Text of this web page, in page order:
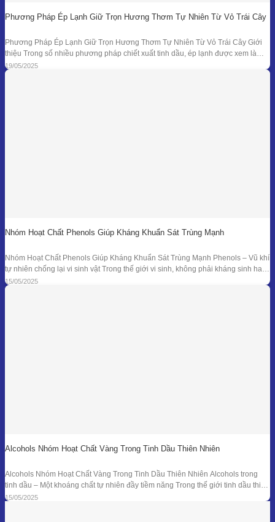
Phương Pháp Ép Lạnh Giữ Trọn Hương Thơm Tự Nhiên Từ Vỏ Trái Cây
Phương Pháp Ép Lạnh Giữ Trọn Hương Thơm Tự Nhiên Từ Vỏ Trái Cây Giới
thiệu Trong số nhiều phương pháp chiết xuất tinh dầu, ép lạnh được xem là
một trong những kỹ thuật đối với nguyên liệu đặc thù – đặc biệt là vỏ các loại
quả có mùi hương tươi mát như
19/05/2025
Nhóm Hoạt Chất Phenols Giúp Kháng Khuẩn Sát Trùng Mạnh
Nhóm Hoạt Chất Phenols Giúp Kháng Khuẩn Sát Trùng Mạnh Phenols – Vũ khí
tự nhiên chống lại vi sinh vật Trong thế giới vi sinh, không phải kháng sinh hay
hóa chất tổng hợp mới là “anh hùng” duy nhất. Từ hàng ngàn năm trước, các
nền y học cổ đại đã sử dụng tinh dầu
15/05/2025
Alcohols Nhóm Hoạt Chất Vàng Trong Tinh Dầu Thiên Nhiên
Alcohols Nhóm Hoạt Chất Vàng Trong Tinh Dầu Thiên Nhiên Alcohols trong
tinh dầu – Một khoáng chất tự nhiên đầy tiềm năng Trong thế giới tinh dầu thiên
nhiên, mỗi giọt nhỏ bé lại ẩn chứa hàng trăm hợp chất hóa học với công dụng
15/05/2025